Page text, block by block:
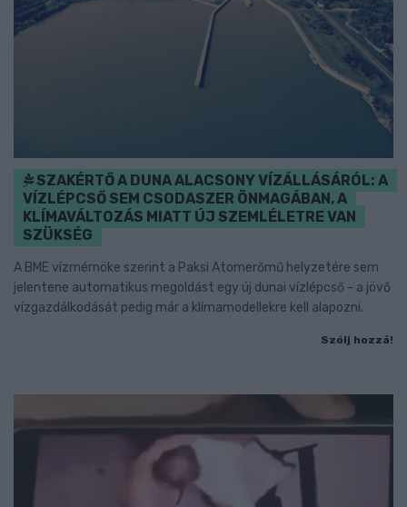
SZAKÉRTŐ A DUNA ALACSONY VÍZÁLLÁSÁRÓL: A
VÍZLÉPCSŐ SEM CSODASZER ÖNMAGÁBAN, A
KLÍMAVÁLTOZÁS MIATT ÚJ SZEMLÉLETRE VAN
SZÜKSÉG
A BME vízmérnöke szerint a Paksi Atomerőmű helyzetére sem
jelentene automatikus megoldást egy új dunai vízlépcső - a jövő
vízgazdálkodását pedig már a klímamodellekre kell alapozni.
Szólj hozzá!